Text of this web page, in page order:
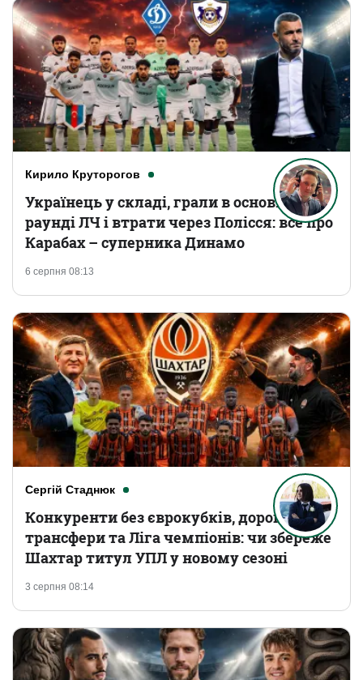
Кирило Круторогов
6 серпня 08:13
Українець у складі, грали в основному
раунді ЛЧ і втрати через Полісся: все про
Карабах – суперника Динамо
Сергій Стаднюк
3 серпня 08:14
Конкуренти без єврокубків, дорогі
трансфери та Ліга чемпіонів: чи збереже
Шахтар титул УПЛ у новому сезоні